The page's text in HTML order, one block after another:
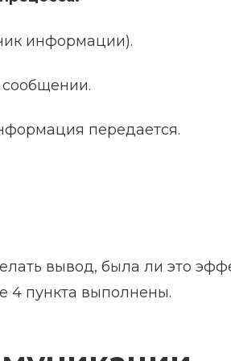
информации).
передается.
вывод, была ли это
4 пункта выполнены.